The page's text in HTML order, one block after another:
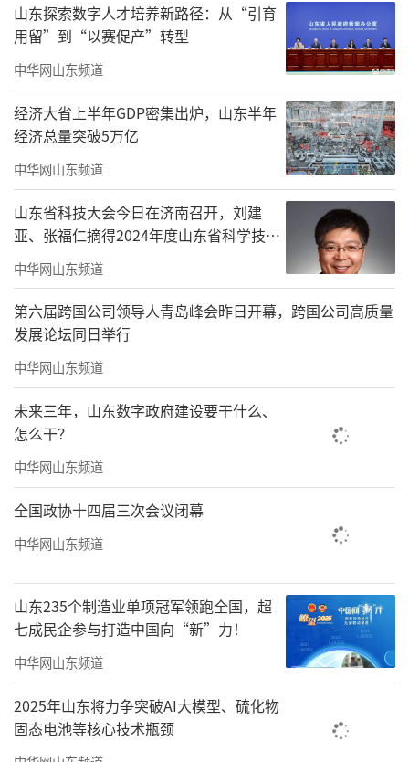
山东探索数字人才培养新路径：从“引育
用留”到“以赛促产”转型
中华网山东频道
经济大省上半年GDP密集出炉，山东半年
经济总量突破5万亿
中华网山东频道
山东省科技大会今日在济南召开，刘建
亚、张福仁摘得2024年度山东省科学技术
奖最高奖！
中华网山东频道
第六届跨国公司领导人青岛峰会昨日开幕，跨国公司高质量
发展论坛同日举行
中华网山东频道
未来三年，山东数字政府建设要干什么、
怎么干？
中华网山东频道
全国政协十四届三次会议闭幕
中华网山东频道
山东235个制造业单项冠军领跑全国，超
七成民企参与打造中国向“新”力！
中华网山东频道
2025年山东将力争突破AI大模型、硫化物
固态电池等核心技术瓶颈